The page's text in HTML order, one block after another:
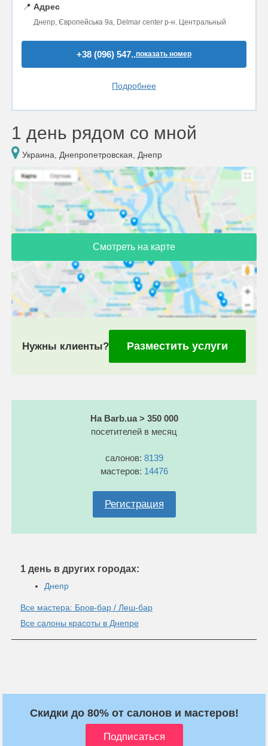
📍 Адрес
Днепр, Європейська 9а, Delmar center р-н. Центральный
+38 (096) 547..показать номер
Подробнее
1 день рядом со мной
Украина, Днепропетровская, Днепр
Смотреть на карте
Нужны клиенты? Разместить услуги
На Barb.ua > 350 000
посетителей в месяц
салонов: 8139
мастеров: 14476
Регистрация
1 день в других городах:
Днепр
Все мастера: Бров-бар / Леш-бар
Все салоны красоты в Днепре
Скидки до 80% от салонов и мастеров!